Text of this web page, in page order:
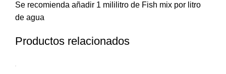
Se recomienda añadir 1 mililitro de Fish mix por litro
de agua
Productos relacionados